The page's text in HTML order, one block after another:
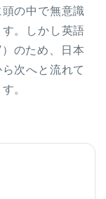
の中で無意識
。しかし英語
のため、日本
次へと流れて
。